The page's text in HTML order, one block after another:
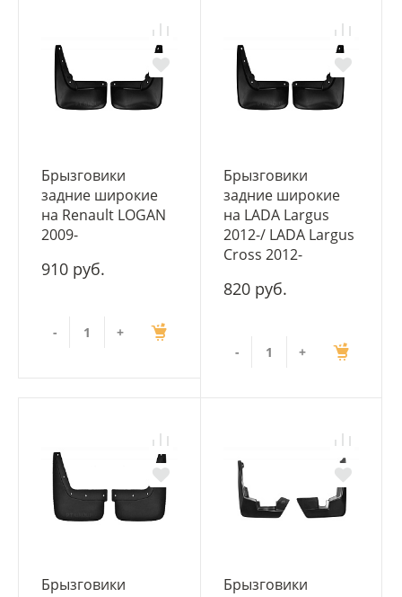
Брызговики
задние широкие
на Renault LOGAN
2009-
910 руб.
- +
Брызговики
задние широкие
на LADA Largus
2012-/ LADA Largus
Cross 2012-
820 руб.
- +
Брызговики
Брызговики